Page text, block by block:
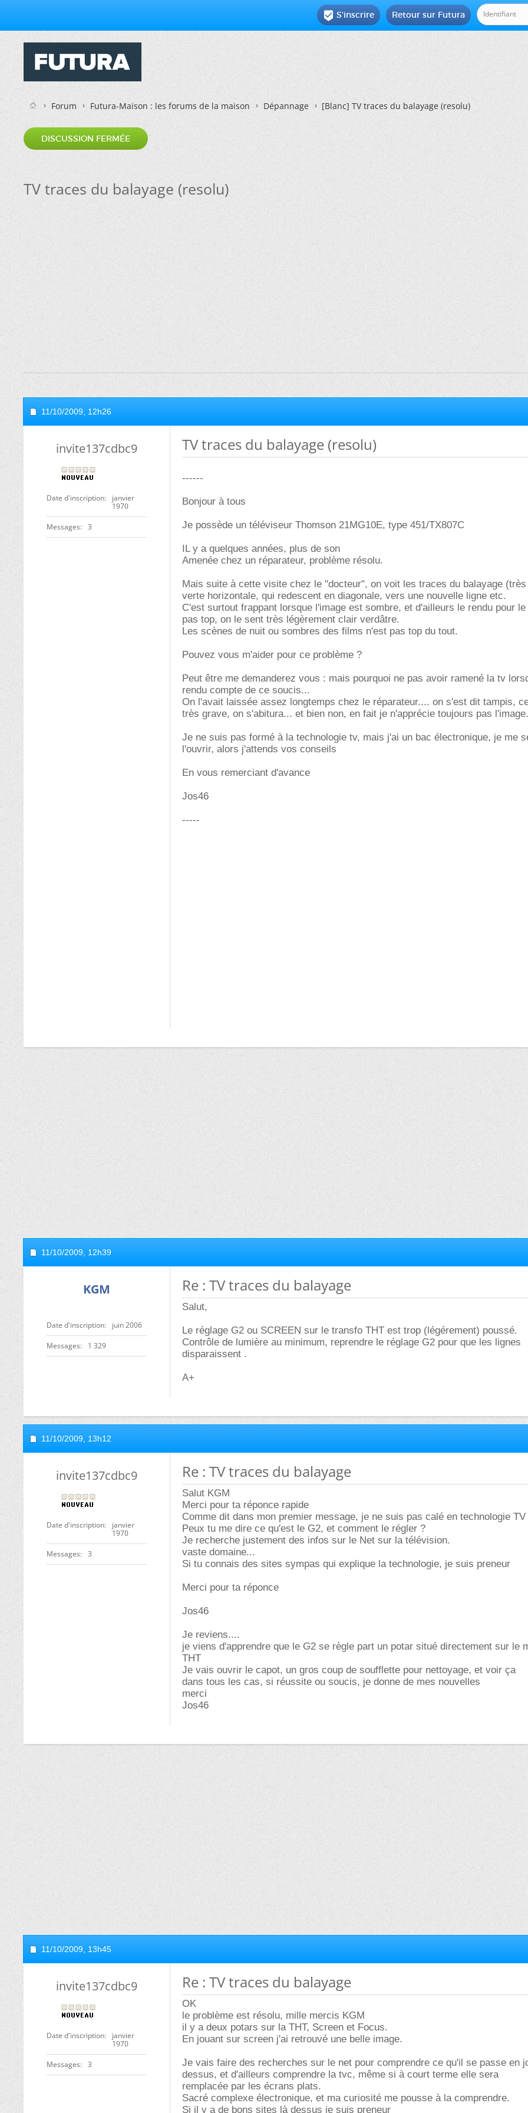
Retour sur Futura
 S'inscrire
Forum Futura-Maison : les forums de la maison Dépannage [Blanc]TV traces du balayage (resolu)
DISCUSSION FERMÉE
TV traces du balayage (resolu)
11/10/2009, 12h26
invite137cdbc9
Date d'inscription
janvier
1970
Messages 3
TV traces du balayage (resolu)
------
Bonjour à tous
Je possède un téléviseur Thomson 21MG10E, type 451/TX807C
IL y a quelques années, plus de son
Amenée chez un réparateur, problème résolu.
Mais suite à cette visite chez le "docteur", on voit les traces du balayage
verte horizontale, qui redescent en diagonale, vers une nouvelle ligne etc.
C'est surtout frappant lorsque l'image est sombre, et d'ailleurs le rendu pour
pas top, on le sent très légèrement clair verdâtre.
Les scènes de nuit ou sombres des films n'est pas top du tout.
Pouvez vous m'aider pour ce problème ?
Peut être me demanderez vous : mais pourquoi ne pas avoir ramené la tv
rendu compte de ce soucis...
On l'avait laissée assez longtemps chez le réparateur.... on s'est dit tampis,
très grave, on s'abitura... et bien non, en fait je n'apprécie toujours pas l'image.
Je ne suis pas formé à la technologie tv, mais j'ai un bac électronique, je me
l'ouvrir, alors j'attends vos conseils
En vous remerciant d'avance
Jos46
-----
11/10/2009, 12h39
KGM
Date d'inscription juin 2006
Messages 1 329
Re : TV traces du balayage
Salut,
Le réglage G2 ou SCREEN sur le transfo THT est trop (légérement) poussé.
Contrôle de lumière au minimum, reprendre le réglage G2 pour que les lignes
disparaissent .
A+
11/10/2009, 13h12
invite137cdbc9
Date d'inscription
janvier
1970
Messages 3
Re : TV traces du balayage
Salut KGM
Merci pour ta réponce rapide
Comme dit dans mon premier message, je ne suis pas calé en technologie TV
Peux tu me dire ce qu'est le G2, et comment le régler ?
Je recherche justement des infos sur le Net sur la télévision.
vaste domaine...
Si tu connais des sites sympas qui explique la technologie, je suis preneur
Merci pour ta réponce
Jos46
Je reviens....
je viens d'apprendre que le G2 se règle part un potar situé directement sur le
THT
Je vais ouvrir le capot, un gros coup de soufflette pour nettoyage, et voir ça
dans tous les cas, si réussite ou soucis, je donne de mes nouvelles
merci
Jos46
11/10/2009, 13h45
invite137cdbc9
Date d'inscription
janvier
1970
Messages 3
Re : TV traces du balayage
OK
le problème est résolu, mille mercis KGM
il y a deux potars sur la THT, Screen et Focus.
En jouant sur screen j'ai retrouvé une belle image.
Je vais faire des recherches sur le net pour comprendre ce qu'il se passe en
dessus, et d'ailleurs comprendre la tvc, même si à court terme elle sera
remplacée par les écrans plats.
Sacré complexe électronique, et ma curiosité me pousse à la comprendre.
Si il y a de bons sites là dessus je suis preneur